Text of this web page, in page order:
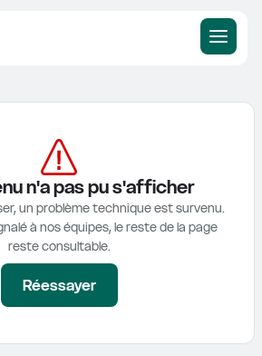
n'a pas pu s'afficher
un problème technique est survenu.
à nos équipes, le reste de la page
reste consultable.
Réessayer